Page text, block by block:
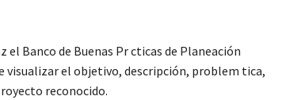
el Banco de Buenas Pr cticas de Planeación
el objetivo, descripción, problem tica,
reconocido.